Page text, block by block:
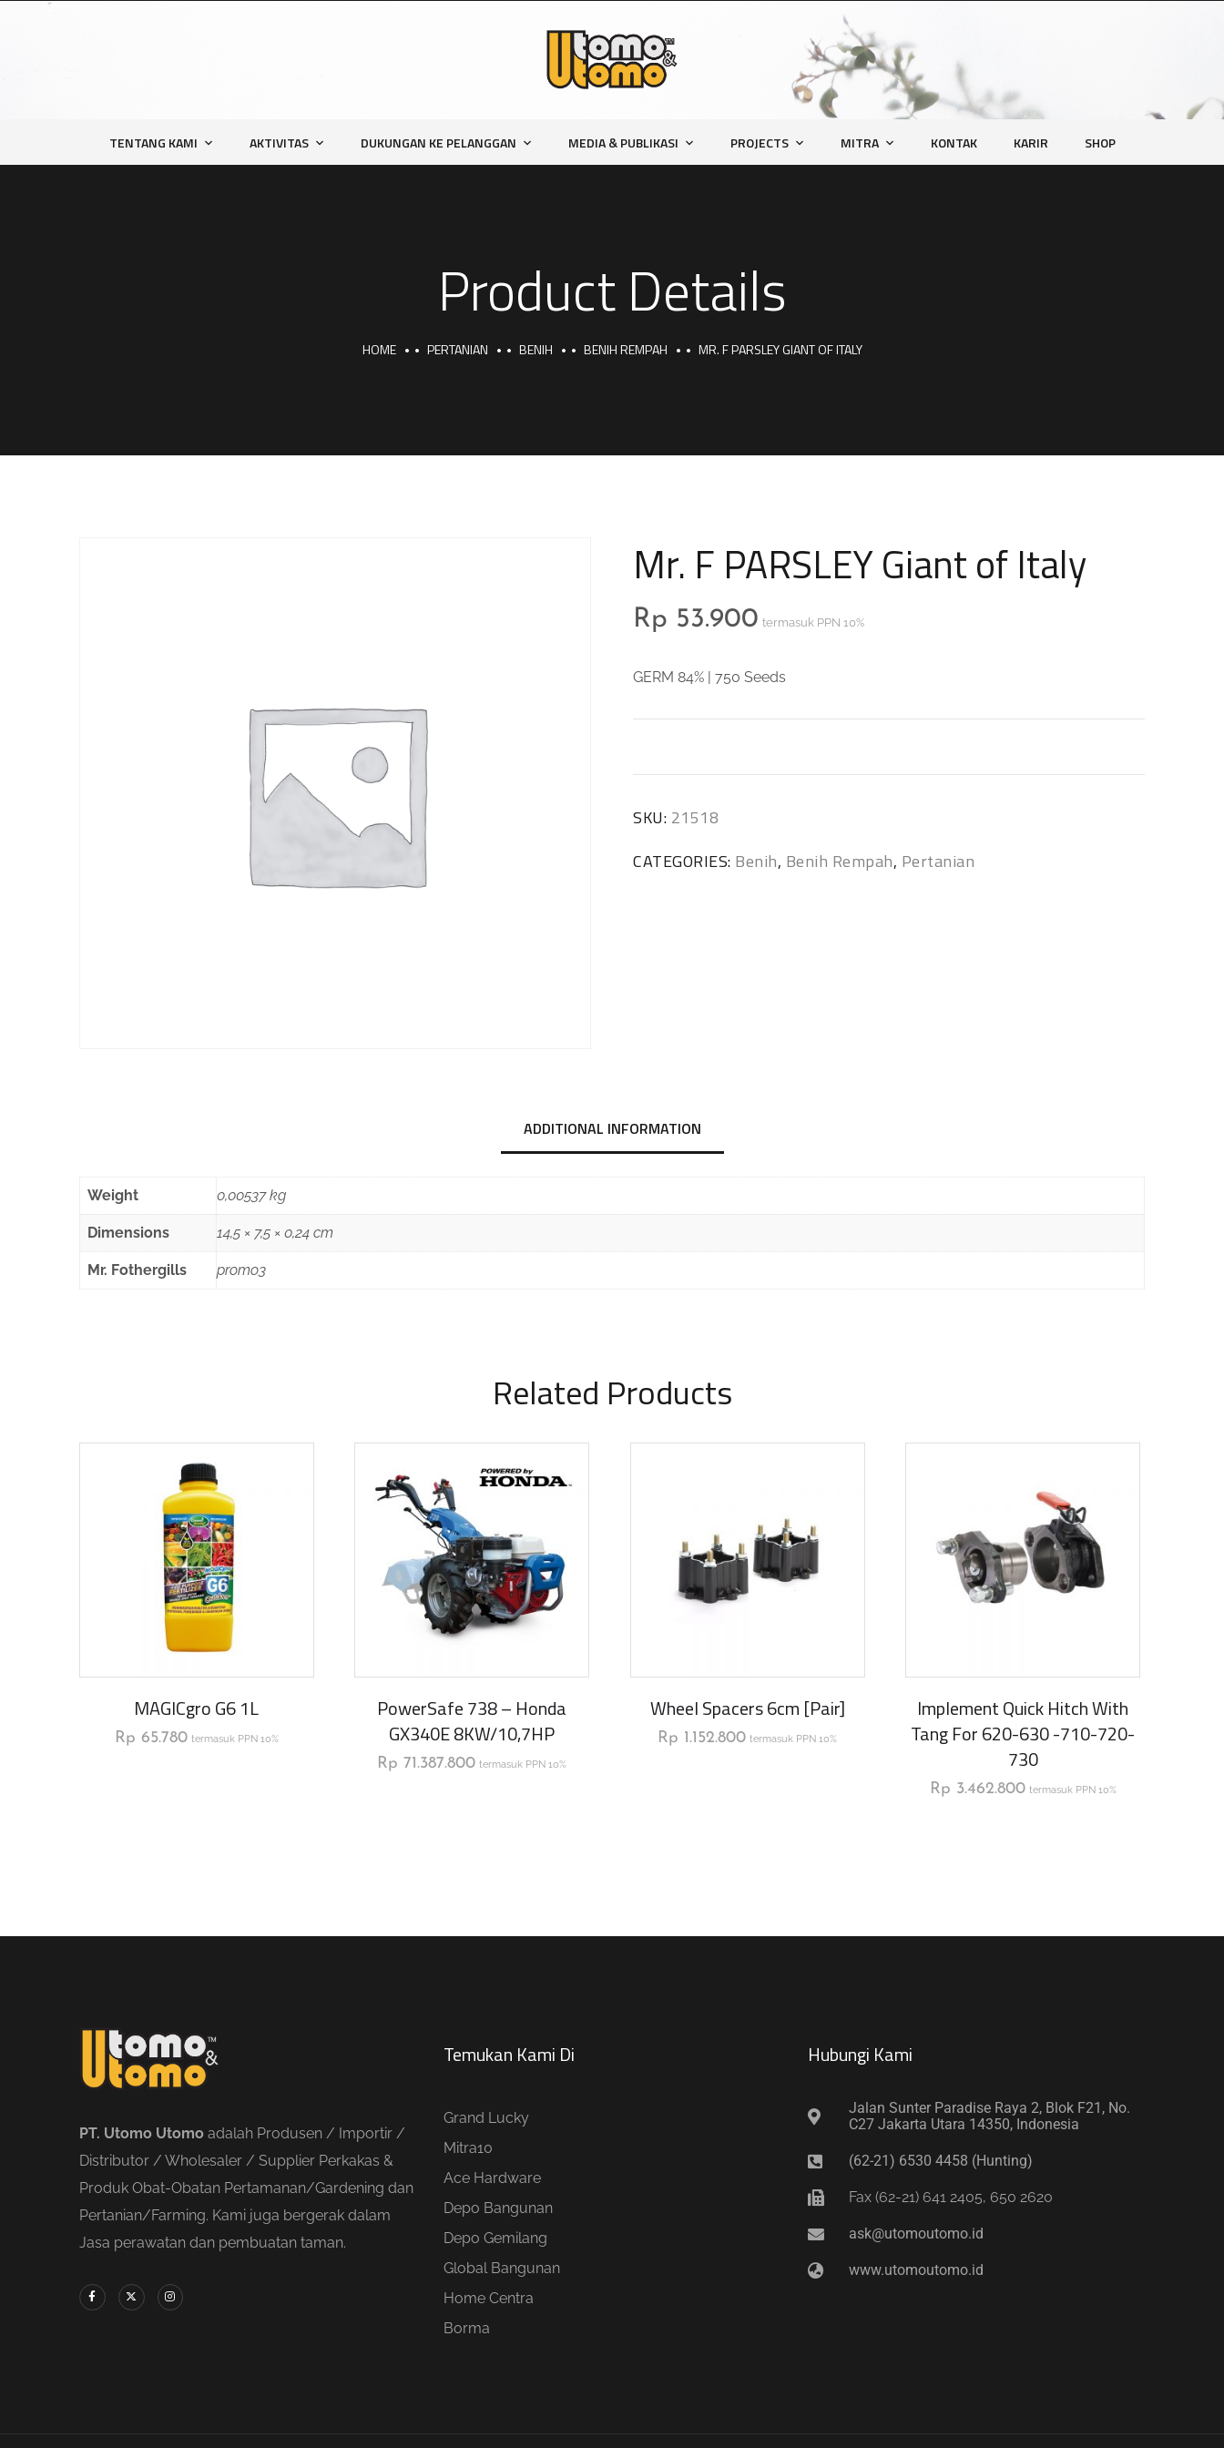
TENTANG KAMI AKTIVITAS DUKUNGAN KE PELANGGAN MEDIA & PUBLIKASI PROJECTS MITRA KONTAK KARIR SHOP
Product Details
HOME PERTANIAN BENIH BENIH REMPAH MR. F PARSLEY GIANT OF ITALY
Mr. F PARSLEY Giant of Italy
Rp 53.900 termasuk PPN 10%
GERM 84% | 750 Seeds
SKU: 21518
CATEGORIES: Benih, Benih Rempah, Pertanian
ADDITIONAL INFORMATION
Weight 0,00537 kg
Dimensions 14,5 × 7,5 × 0,24 cm
Mr. Fothergills promo3
Related Products
MAGICgro G6 1L
Rp 65.780 termasuk PPN 10%
PowerSafe 738 – Honda
GX340E 8KW/10,7HP
Rp 71.387.800 termasuk PPN 10%
Wheel Spacers 6cm [pair]
Rp 1.152.800 termasuk PPN 10%
Implement Quick Hitch With
Tang For 620-630 -710-720-
730
Rp 3.462.800 termasuk PPN 10%
PT. Utomo Utomo adalah Produsen / Importir /
Distributor / Wholesaler / Supplier Perkakas &
Produk Obat-Obatan Pertamanan/Gardening dan
Pertanian/Farming. Kami juga bergerak dalam
Jasa perawatan dan pembuatan taman.
Temukan Kami Di
Grand Lucky
Mitra10
Ace Hardware
Depo Bangunan
Depo Gemilang
Global Bangunan
Home Centra
Borma
Hubungi Kami​
Jalan Sunter Paradise Raya 2, Blok F21, No.
C27 Jakarta Utara 14350, Indonesia
(62-21) 6530 4458 (Hunting)
Fax (62-21) 641 2405, 650 2620
ask@utomoutomo.id
www.utomoutomo.id